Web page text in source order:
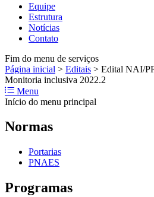
Equipe
Estrutura
Notícias
Contato
Fim do menu de serviços
Página inicial > Editais > Edital NAI/
Monitoria inclusiva 2022.2
Menu
Início do menu principal
Normas
Portarias
PNAES
Programas